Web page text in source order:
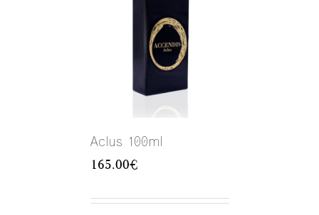
Aclus 100ml
165.00€